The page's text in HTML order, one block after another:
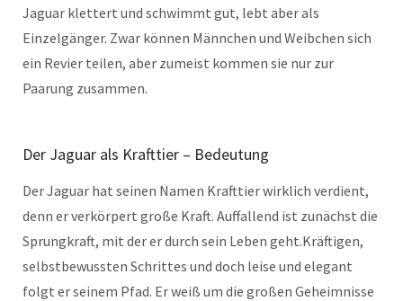
Jaguar klettert und schwimmt gut, lebt aber als
Einzelgänger. Zwar können Männchen und Weibchen sich
ein Revier teilen, aber zumeist kommen sie nur zur
Paarung zusammen.
Der Jaguar als Krafttier – Bedeutung
Der Jaguar hat seinen Namen Krafttier wirklich verdient,
denn er verkörpert große Kraft. Auffallend ist zunächst die
Sprungkraft, mit der er durch sein Leben geht.Kräftigen,
selbstbewussten Schrittes und doch leise und elegant
folgt er seinem Pfad. Er weiß um die großen Geheimnisse